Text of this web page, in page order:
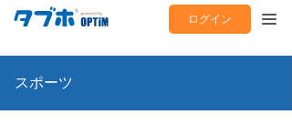
ログイン
スポーツ